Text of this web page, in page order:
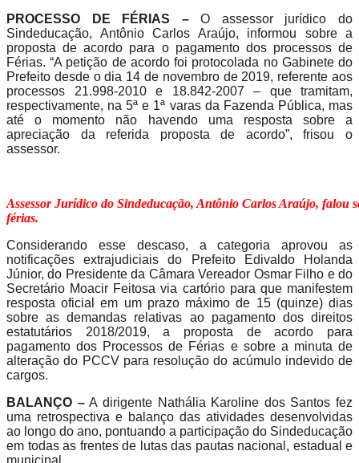
PROCESSO DE FÉRIAS –O assessor jurídico do
Sindeducação, Antônio Carlos Araújo, informou sobre a
proposta de acordo para o pagamento dos processos de
Férias. “A petição de acordo foi protocolada no Gabinete do
Prefeito desde o dia 14 de novembro de 2019, referente aos
processos 21.998-2010 e 18.842-2007 – que tramitam,
respectivamente, na 5ª e 1ª varas da Fazenda Pública, mas
até o momento não havendo uma resposta sobre a
apreciação da referida proposta de acordo”, frisou o
assessor.
Assessor Jurídico do Sindeducação, Antônio Carlos Araújo, falou
férias.
Considerando esse descaso, a categoria aprovou as
notificações extrajudiciais do Prefeito Edivaldo Holanda
Júnior, do Presidente da Câmara Vereador Osmar Filho e do
Secretário Moacir Feitosa via cartório para que manifestem
resposta oficial em um prazo máximo de 15 (quinze) dias
sobre as demandas relativas ao pagamento dos direitos
estatutários 2018/2019, a proposta de acordo para
pagamento dos Processos de Férias e sobre a minuta de
alteração do PCCV para resolução do acúmulo indevido de
cargos.
BALANÇO –A dirigente Nathália Karoline dos Santos fez
uma retrospectiva e balanço das atividades desenvolvidas
ao longo do ano, pontuando a participação do Sindeducação
em todas as frentes de lutas das pautas nacional, estadual e